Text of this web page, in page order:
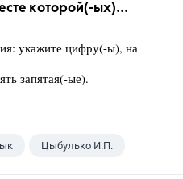
которой(-ых)...
укажите цифру(-ы), на
запятая(-ые).
Цыбулько И.П.